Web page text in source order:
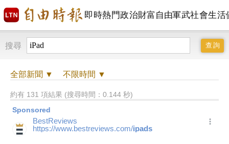
即時熱門政治財富自由軍武社會生活
搜尋
全部新聞 ▼ 不限時間 ▼
約有 131 項結果 (搜尋時間：0.144 秒)